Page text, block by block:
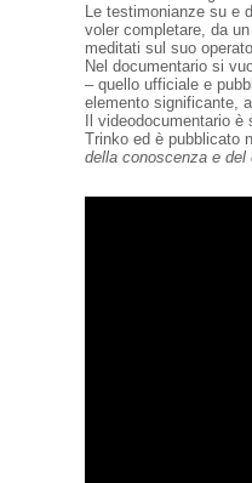
Le testimonianze su e
voler completare, da
meditati sul suo
Nel documentario si
– quello ufficiale e
elemento significante,
Il videodocumentario
Trinko ed è pubblicato
della conoscenza e del